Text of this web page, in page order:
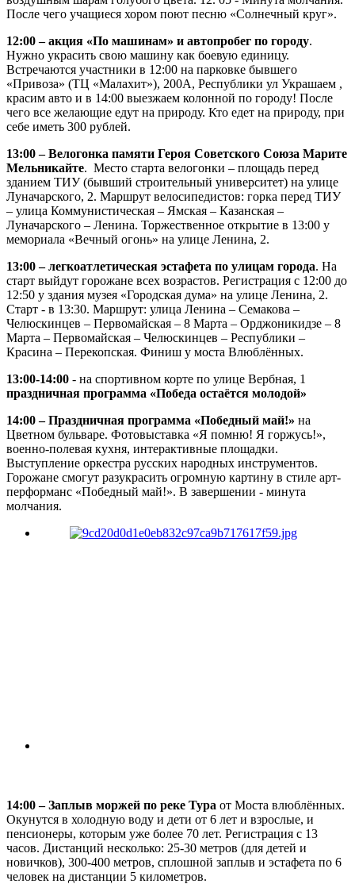
После чего учащиеся хором поют песню «Солнечный круг».
12:00 – акция «По машинам» и автопробег по городу.
Нужно украсить свою машину как боевую единицу.
Встречаются участники в 12:00 на парковке бывшего
«Привоза» (ТЦ «Малахит»), 200А, Республики ул Украшаем ,
красим авто и в 14:00 выезжаем колонной по городу! После
чего все желающие едут на природу. Кто едет на природу, при
себе иметь 300 рублей.
13:00 – Велогонка памяти Героя Советского Союза Марите
Мельникайте. Место старта велогонки – площадь перед
зданием ТИУ (бывший строительный университет) на улице
Луначарского, 2. Маршрут велосипедистов: горка перед ТИУ
– улица Коммунистическая – Ямская – Казанская –
Луначарского – Ленина. Торжественное открытие в 13:00 у
мемориала «Вечный огонь» на улице Ленина, 2.
13:00 – легкоатлетическая эстафета по улицам города. На
старт выйдут горожане всех возрастов. Регистрация с 12:00 до
12:50 у здания музея «Городская дума» на улице Ленина, 2.
Старт - в 13:30. Маршрут: улица Ленина – Семакова –
Челюскинцев – Первомайская – 8 Марта – Орджоникидзе – 8
Марта – Первомайская – Челюскинцев – Республики –
Красина – Перекопская. Финиш у моста Влюблённых.
13:00-14:00 - на спортивном корте по улице Вербная, 1
праздничная программа «Победа остаётся молодой»
14:00 – Праздничная программа «Победный май!» на
Цветном бульваре. Фотовыставка «Я помню! Я горжусь!»,
военно-полевая кухня, интерактивные площадки.
Выступление оркестра русских народных инструментов.
Горожане смогут разукрасить огромную картину в стиле арт-
перформанс «Победный май!». В завершении - минута
молчания.
14:00 – Заплыв моржей по реке Тура от Моста влюблённых.
Окунутся в холодную воду и дети от 6 лет и взрослые, и
пенсионеры, которым уже более 70 лет. Регистрация с 13
часов. Дистанций несколько: 25-30 метров (для детей и
новичков), 300-400 метров, сплошной заплыв и эстафета по 6
человек на дистанции 5 километров.